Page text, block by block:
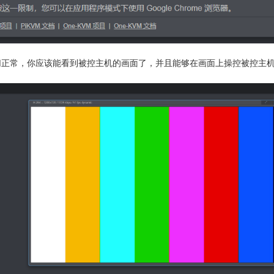
常，你应该能看到被控主机的画面了，并且能够在画面上操控被控主